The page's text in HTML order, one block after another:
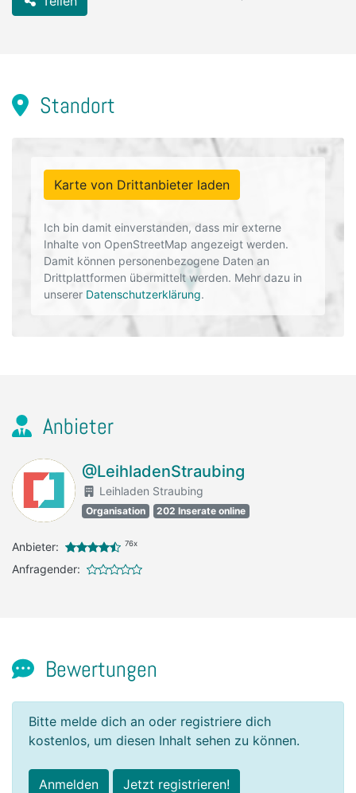
Standort
Karte von Drittanbieter laden
Ich bin damit einverstanden, dass mir externe
Inhalte von OpenStreetMap angezeigt werden.
Damit können personenbezogene Daten an
Drittplattformen übermittelt werden. Mehr dazu in
unserer Datenschutzerklärung.
Anbieter
@LeihladenStraubing
Leihladen Straubing
Organisation 202 Inserate online
Anbieter: 76x
Anfragender:
Bewertungen
Bitte melde dich an oder registriere dich
kostenlos, um diesen Inhalt sehen zu können.
Anmelden Jetzt registrieren!